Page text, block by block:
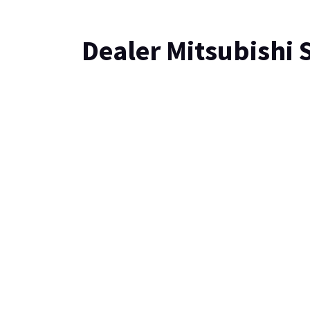
Dealer Mitsubishi